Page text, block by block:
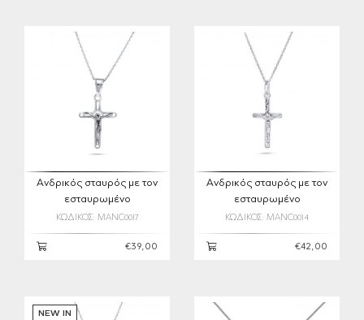
Ανδρικός σταυρός με τον
εσταυρωμένο
ΚΩΔΙΚΟΣ: MANC0017
€39,00
Ανδρικός σταυρός με τον
εσταυρωμένο
ΚΩΔΙΚΟΣ: MANC0014
€42,00
NEW IN